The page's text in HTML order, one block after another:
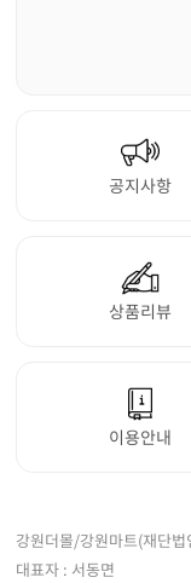
공지사항
상품리뷰
이용안내
강원더몰/강원마트(재단
대표자 : 서동면